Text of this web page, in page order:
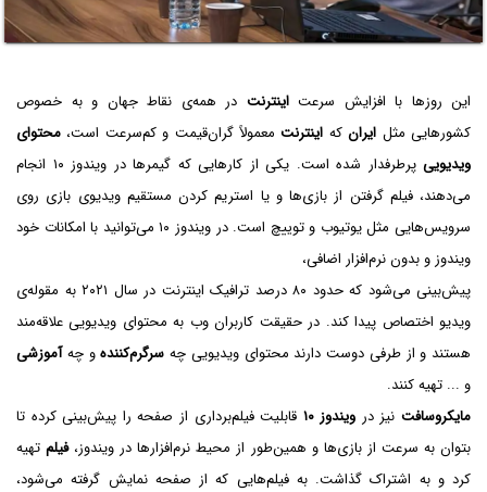
این روزها با افزایش سرعتاینترنت در همه‌ی نقاط جهان و به خصوص
کشورهایی مثل ایرانکه اینترنتمعمولاً گران‌قیمت و کم‌سرعت است، محتوای
ویدیویی
پرطرفدار شده است. یکی از کارهایی که گیمرها در ویندوز ۱۰ انجام
می‌دهند، فیلم گرفتن از بازی‌ها و یا استریم کردن مستقیم ویدیوی بازی روی
سرویس‌هایی مثل یوتیوب و توییچ است. در ویندوز ۱۰ می‌توانید با امکانات خود
ویندوز و بدون نرم‌افزار اضافی،
پیش‌بینی می‌شود که حدود ۸۰ درصد ترافیک اینترنت در سال ۲۰۲۱ به مقوله‌ی
ویدیو اختصاص پیدا کند. در حقیقت کاربران وب به محتوای ویدیویی علاقه‌مند
هستند و از طرفی دوست دارند محتوای ویدیویی چه سرگرم‌کنندهو چهآموزشی
و ... تهیه کنند.
مایکروسافتنیز در ویندوز ۱۰
قابلیت فیلم‌برداری از صفحه را پیش‌بینی کرده تا
بتوان به سرعت از بازی‌ها و همین‌طور از محیط نرم‌افزارها در ویندوز،فیلمتهیه
کرد و به اشتراک گذاشت. به فیلم‌هایی که از صفحه نمایش گرفته می‌شود،